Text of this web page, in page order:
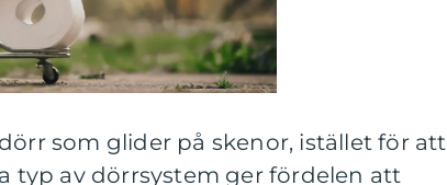
som glider på skenor, istället för att
typ av dörrsystem ger fördelen att